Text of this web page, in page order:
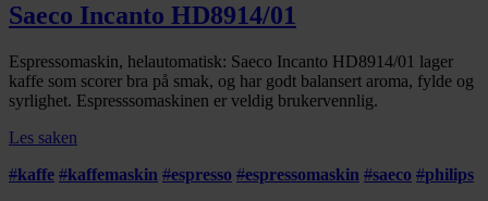
Saeco Incanto HD8914/01
Espressomaskin, helautomatisk: Saeco Incanto HD8914/01 lager
kaffe som scorer bra på smak, og har godt balansert aroma, fylde og
syrlighet. Espresssomaskinen er veldig brukervennlig.
Les saken
#kaffe #kaffemaskin #espresso #espressomaskin #saeco #philips